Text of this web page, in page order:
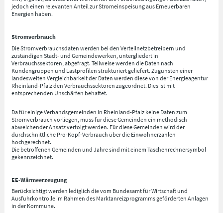
jedoch einen relevanten Anteil zur Stromeinspeisung aus Erneuerbaren
Energien haben.
Stromverbrauch
Die Stromverbrauchsdaten werden bei den Verteilnetzbetreibern und
zuständigen Stadt- und Gemeindewerken, untergliedert in
Verbrauchssektoren, abgefragt. Teilweise werden die Daten nach
Kundengruppen und Lastprofilen strukturiert geliefert. Zugunsten einer
landesweiten Vergleichbarkeit der Daten werden diese von der Energieagentur
Rheinland-Pfalz den Verbrauchssektoren zugeordnet. Dies ist mit
entsprechenden Unschärfen behaftet.
Da für einige Verbandsgemeinden in Rheinland-Pfalz keine Daten zum
Stromverbrauch vorliegen, muss für diese Gemeinden ein methodisch
abweichender Ansatz verfolgt werden. Für diese Gemeinden wird der
durchschnittliche Pro-Kopf-Verbrauch über die Einwohnerzahlen
hochgerechnet.
Die betroffenen Gemeinden und Jahre sind mit einem Taschenrechnersymbol
gekennzeichnet.
EE-Wärmeerzeugung
Berücksichtigt werden lediglich die vom Bundesamt für Wirtschaft und
Ausfuhrkontrolle im Rahmen des Marktanreizprogramms geförderten Anlagen
in der Kommune.